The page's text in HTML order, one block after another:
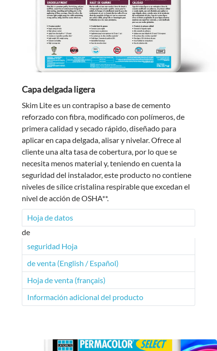
Capa delgada ligera
Skim Lite es un contrapiso a base de cemento
reforzado con fibra, modificado con polímeros, de
primera calidad y secado rápido, diseñado para
aplicar en capa delgada, alisar y nivelar. Ofrece al
cliente una alta tasa de cobertura, por lo que se
necesita menos material y, teniendo en cuenta la
seguridad del instalador, este producto no contiene
niveles de sílice cristalina respirable que excedan el
nivel de acción de OSHA**.
Hoja de datos
de
seguridad Hoja
de venta (English / Español)
Hoja de venta (français)
Información adicional del producto